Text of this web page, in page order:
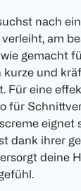
nach
am
gemacht
kurze und
Für eine
für
eignet
dank ihrer
deine